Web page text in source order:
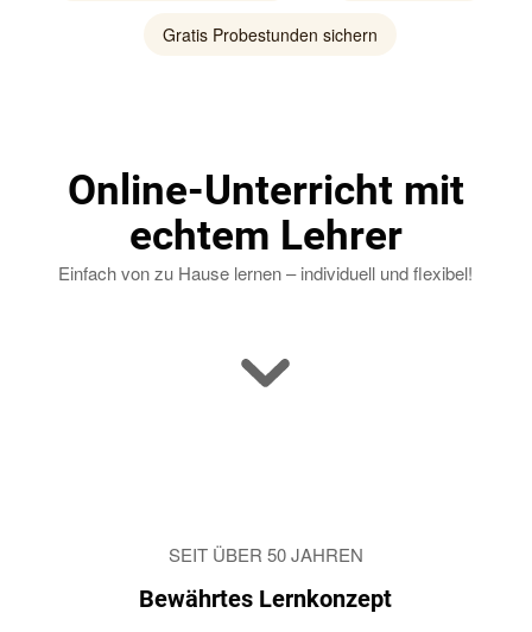
Gratis Probestunden sichern
Online-Unterricht mit
echtem Lehrer
Einfach von zu Hause lernen – individuell und flexibel!
SEIT ÜBER 50 JAHREN
Bewährtes Lernkonzept